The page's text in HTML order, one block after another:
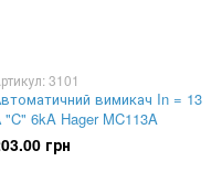
3101
вимикач In = 13
"C" 6kA Hager MC113A
грн